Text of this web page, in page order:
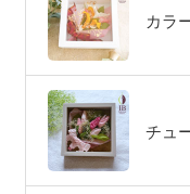
カラ
チュ